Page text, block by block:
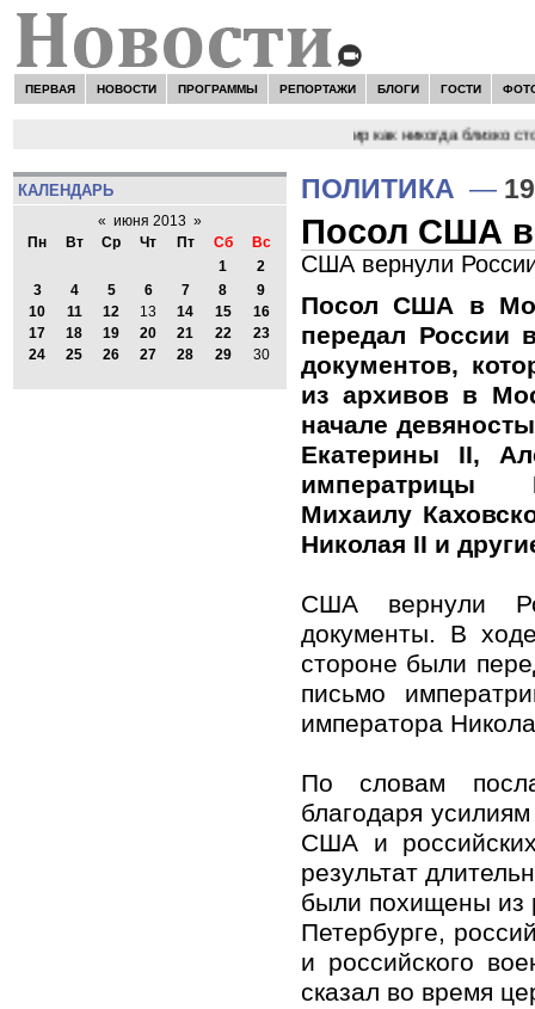
ПЕРВАЯ НОВОСТИ ПРОГРАММЫ РЕПОРТАЖИ БЛОГИ ГОСТИ
Сергей Цыпляев "Мир как никогда близко
КАЛЕНДАРЬ
« июня 2013 »
Пн
Вт Ср Чт Пт Сб
Вс
1
2
3
4 5 6 7 8
9
10
11 12 13 14 15
16
17
18 19 20 21 22
23
24
25 26 27 28 29 30
ПОЛИТИКА —
Посол США
США вернули
Посол США в
передал России
документов,
из архивов в
начале
Екатерины II,
императрицы
Михаилу
Николая II и
США вернули
документы. В
стороне были
письмо
императора
По словам
благодаря
США и
результат
были похищены из
Петербурге,
и российского
сказал во время